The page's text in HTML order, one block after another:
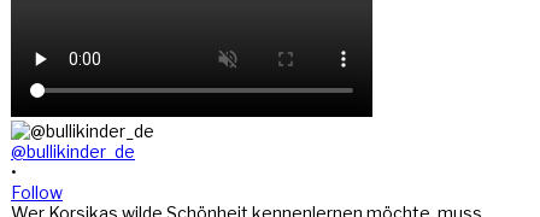
@bullikinder_de
•
Follow
Wer Korsikas wilde Schönheit kennenlernen möchte, muss